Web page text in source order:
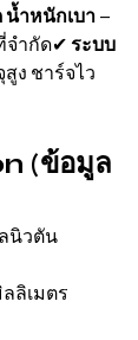
น้ำหนักเบา –
จำกัด✔ ระบบ
ง ชาร์จไว
(ข้อมูล
นิวตัน
ลลิเมตร